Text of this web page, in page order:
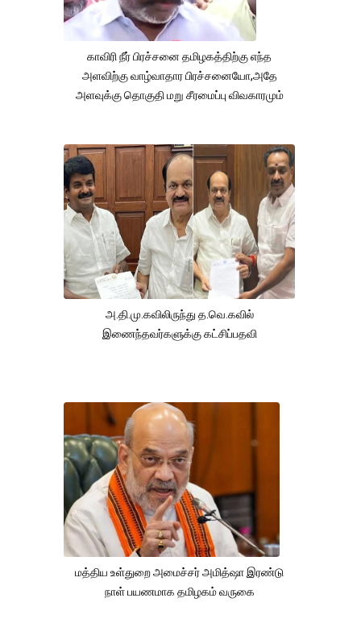
காவிரி நீர் பிரச்சனை தமிழகத்திற்கு எந்த
அளவிற்கு வாழ்வாதார பிரச்சனையோ,அதே
அளவுக்கு தொகுதி மறு சீரமைப்பு விவகாரமும்
அ.தி.மு.கவிலிருந்து த.வெ.கவில்
இணைந்தவர்களுக்கு கட்சிப்பதவி
மத்திய உள்துறை அமைச்சர் அமித்ஷா இரண்டு
நாள் பயணமாக தமிழகம் வருகை